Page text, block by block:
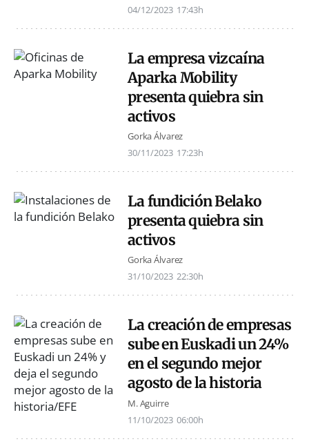
04/12/2023 17:43h
La empresa vizcaína
Aparka Mobility
presenta quiebra sin
activos
Gorka Álvarez
30/11/2023 17:23h
La fundición Belako
presenta quiebra sin
activos
Gorka Álvarez
31/10/2023 22:30h
La creación de empresas
sube en Euskadi un 24%
en el segundo mejor
agosto de la historia
M. Aguirre
11/10/2023 06:00h